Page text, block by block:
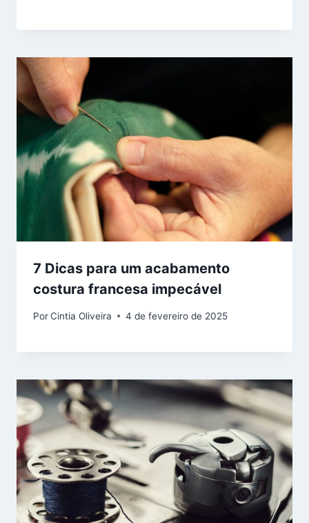
7 Dicas para um acabamento
costura francesa​ impecável
PorCintia Oliveira 4 de fevereiro de 2025